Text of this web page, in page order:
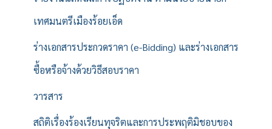
เทศมนตรีเมืองร้อยเอ็ด
ร่างเอกสารประกวดราคา (e-Bidding) และร่างเอกสาร
ซื้อหรือจ้างด้วยวิธีสอบราคา
วารสาร
สถิติเรื่องร้องเรียนทุจริตและการประพฤติมิชอบของ